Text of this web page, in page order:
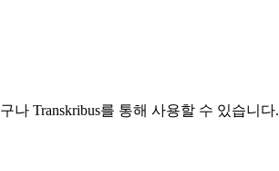
나 Transkribus를 통해 사용할 수 있습니다.